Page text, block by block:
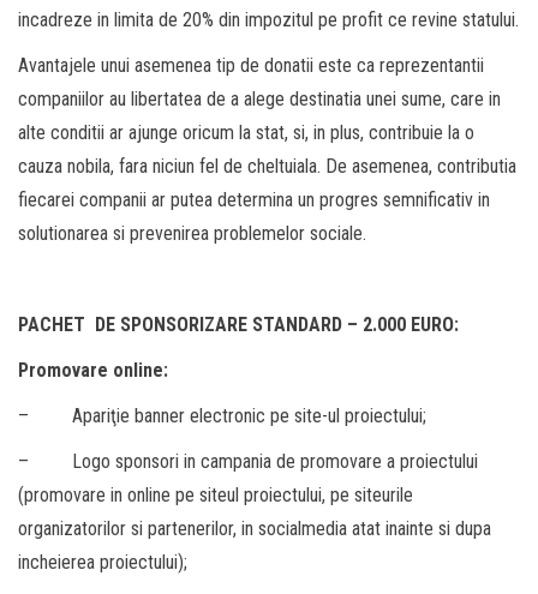
incadreze in limita de 20% din impozitul pe profit ce revine statului.
Avantajele unui asemenea tip de donatii este ca reprezentantii
companiilor au libertatea de a alege destinatia unei sume, care in
alte conditii ar ajunge oricum la stat, si, in plus, contribuie la o
cauza nobila, fara niciun fel de cheltuiala. De asemenea, contributia
fiecarei companii ar putea determina un progres semnificativ in
solutionarea si prevenirea problemelor sociale.
PACHET DE SPONSORIZARE STANDARD – 2.000 EURO:
Promovare online:
– Apariţie banner electronic pe site-ul proiectului;
– Logo sponsori in campania de promovare a proiectului
(promovare in online pe siteul proiectului, pe siteurile
organizatorilor si partenerilor, in socialmedia atat inainte si dupa
incheierea proiectului);